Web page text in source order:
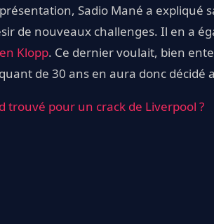
Sadio Mané a expliqué
de nouveaux challenges. Il en a
Klopp. Ce dernier voulait, bien
de 30 ans en aura donc décidé
trouvé pour un crack de Liverpool ?